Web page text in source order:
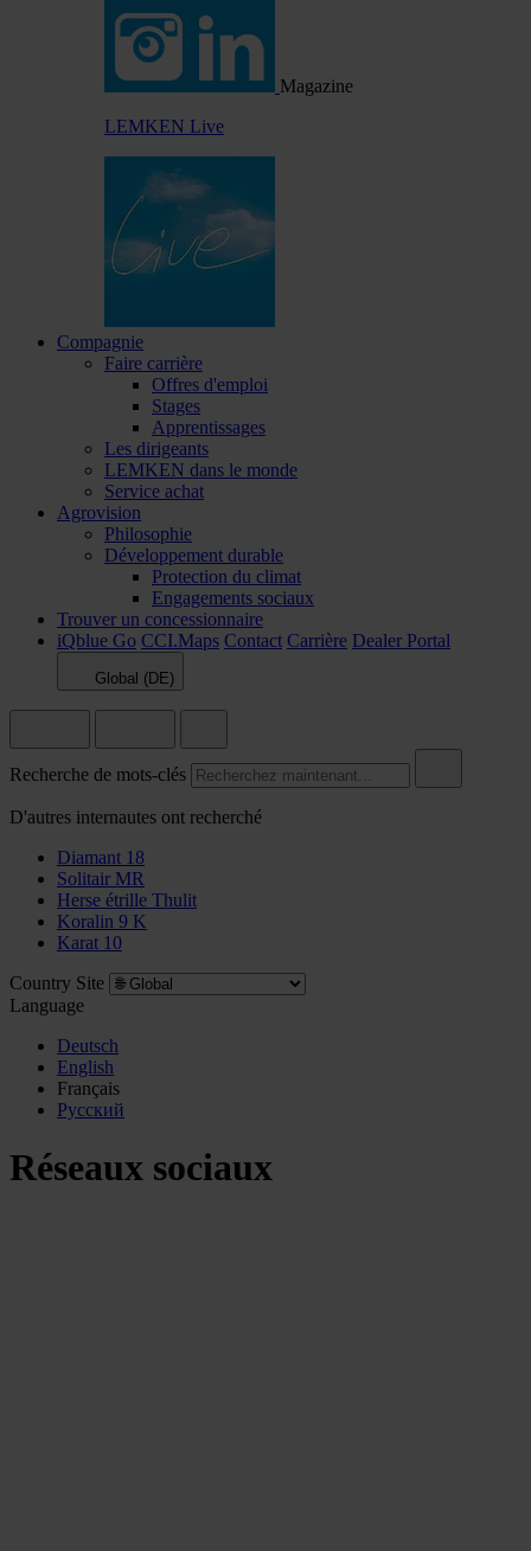
Magazine
LEMKEN Live
Compagnie
Faire carrière
Offres d'emploi
Stages
Apprentissages
Les dirigeants
LEMKEN dans le monde
Service achat
Agrovision
Philosophie
Développement durable
Protection du climat
Engagements sociaux
Trouver un concessionnaire
iQblue Go CCI.Maps Contact Carrière Dealer Portal
Global (DE)
Recherche de mots-clés
D'autres internautes ont recherché
Diamant 18
Solitair MR
Herse étrille Thulit
Koralin 9 K
Karat 10
Country Site
Language
Deutsch
English
Français
Pусский
Réseaux sociaux